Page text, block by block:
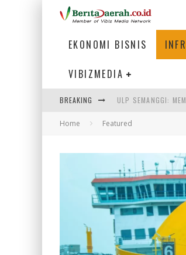
EKONOMI BISNIS
VIBIZMEDIA
BREAKING BAKMI PANGSIT
KETIKA INSTITUSI
ULP SEMANGGI:
Home Featured